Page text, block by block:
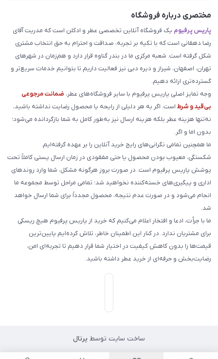
مختصری درباره فروشگاه
پاریس پرفیوم یک فروشگاه آنلاین تخصصی عطر و ادکلن است که مدریت آقای
رضا دهقانی است که با تکیه بر تجربه، صداقت و احترام به حق انتخاب مشتری
شکل گرفته است. شعبه مرکزی ما در بندر گناوه قرار دارد و هم‌زمان در شهرهای
تهران، اصفهان، شیراز و دیره دبی نیز فعالیت داریم تا بتوانیم خدمات سریع‌تر و
گسترده‌تری ارائه دهیم.
وجه تمایز اصلی پاریس پرفیوم با سایر فروشگاه‌های عطر، ضمانت مرجوعی
بی‌قید و شرط است. اگر به هر دلیلی از رایحه یا محصول رضایت نداشته باشید،
نه‌تنها هزینه عطر بلکه هزینه ارسال نیز به‌طور کامل به شما بازگردانده می‌شود؛
بدون اما و اگر.
ما همچنین تمامی نگرانی‌های رایج خرید آنلاین را بر عهده گرفته‌ایم.
شکستگی، معیوب بودن محصول یا حتی مفقودی در زمان ارسال پستی کاملاً تحت
پوشش پاریس پرفیوم است. در صورت بروز هرگونه مشکل، شما وارد روندهای
اداری و پیگیری‌های خسته‌کننده نخواهید شد؛ تمامی مراحل توسط مجموعه ما
انجام می‌شود و در صورت عدم نتیجه، محصول مجدداً برای شما ارسال خواهد
شد.
ما با جرأت، ادعا و افتخار اعلام می‌کنیم که خرید از پاریس پرفیوم هیچ ریسکی
برای مشتریان ندارد. در کنار این اطمینان خاطر، تلاش کرده‌ایم پایین‌ترین
قیمت‌ها را بدون کاهش کیفیت در اختیار شما قرار دهیم تا تجربه‌ای امن،
رضایت‌بخش و حرفه‌ای از خرید عطر داشته باشید.
ساخت سایت توسط پرتال